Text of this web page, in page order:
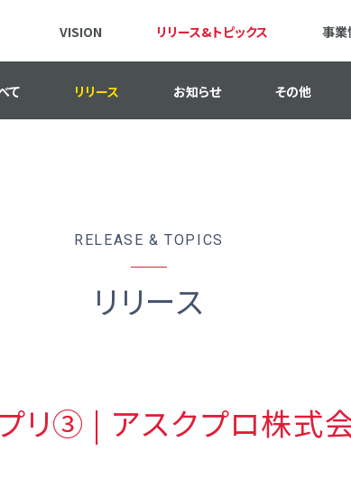
VISION リリース&トピックス 事業
て リリース お知らせ その他
RELEASE & TOPICS
リリース
リ③ | アスクプロ株式